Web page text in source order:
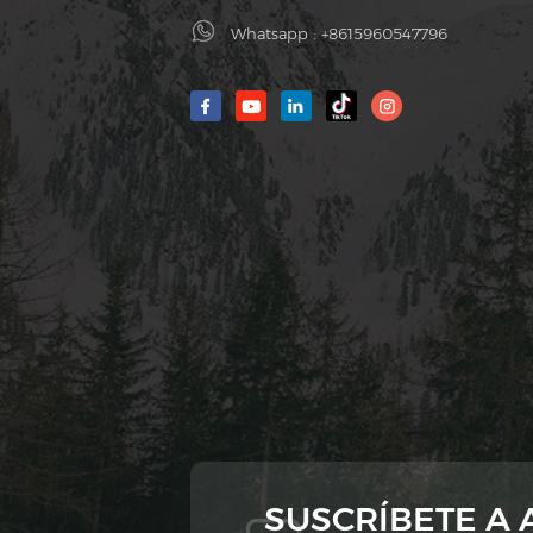
Whatsapp :+8615960547796
SUSCRÍBETE